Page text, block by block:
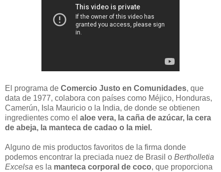
El programa de Comercio Justo en Comunidades, que
data de 1977, colabora con países como Méjico, Honduras,
Camerún, Isla Mauricio o la India, de donde se obtienen
ingredientes como el aloe vera, la caña de azúcar, la cera
de abeja, la manteca de cadao o la miel.
Alguno de mis productos favoritos de la firma donde
podemos encontrar la preciada nuez de Brasil o Bertholletia
Excelsa es la manteca corporal de coco, que proporciona